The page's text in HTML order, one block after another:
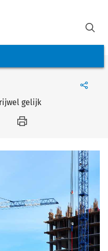
gelijk